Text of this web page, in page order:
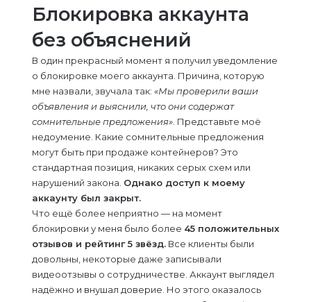
Блокировка аккаунта
без объяснений
В один прекрасный момент я получил уведомление
о блокировке моего аккаунта. Причина, которую
мне назвали, звучала так: «Мы проверили ваши
объявления и выяснили, что они содержат
сомнительные предложения» . Представьте моё
недоумение. Какие сомнительные предложения
могут быть при продаже контейнеров? Это
стандартная позиция, никаких серых схем или
нарушений закона. Однако доступ к моему
аккаунту был закрыт.
Что ещё более неприятно — на момент
блокировки у меня было более 45 положительных
отзывов и рейтинг 5 звёзд. Все клиенты были
довольны, некоторые даже записывали
видеоотзывы о сотрудничестве. Аккаунт выглядел
надёжно и внушал доверие. Но этого оказалось